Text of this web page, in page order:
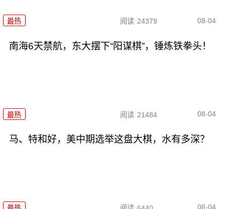
最热 阅读 24379 08-04
南海6天禁航，东大摆下“阳谋棋”，锤炼铁拳头！
最热 阅读 21484 08-04
马、特和好，美中期选举这盘大棋，水有多深？
08-04